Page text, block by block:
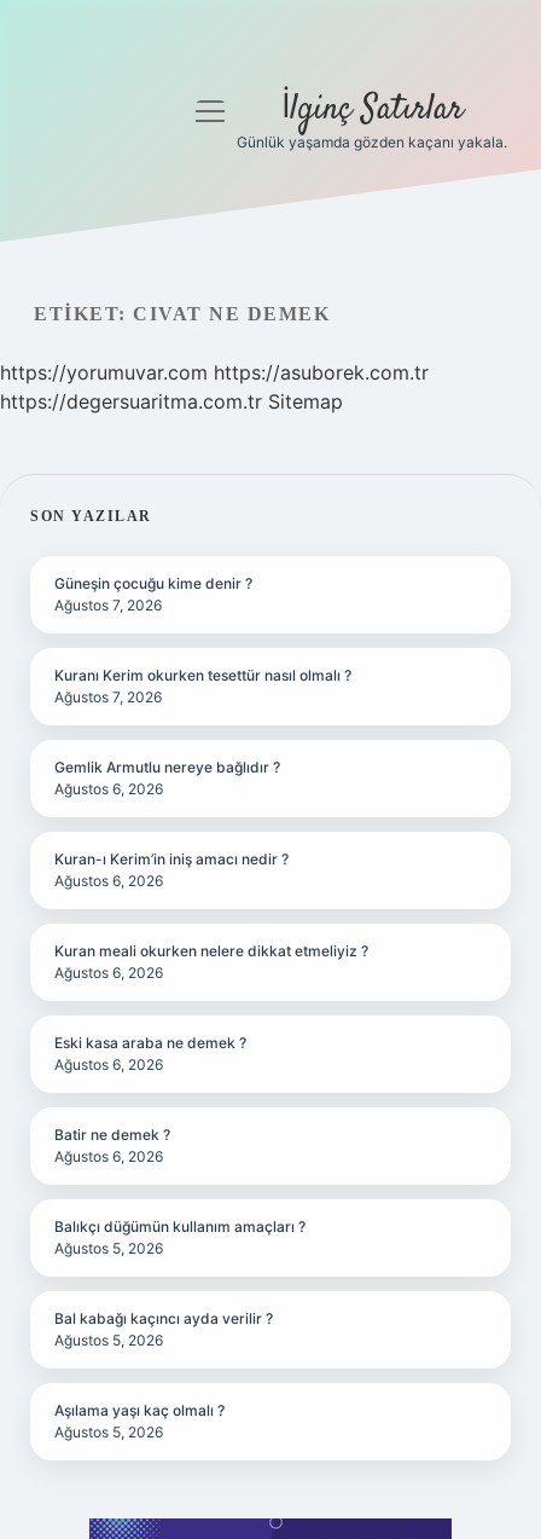
Gizlilik Politikası
menüyü
İlginç Satırlar
Günlük yaşamda gözden kaçanı yakala.
ETIKET: CIVAT NE DEMEK
https://yorumuvar.com https://asuborek.com.tr
https://degersuaritma.com.tr Sitemap
SIDEBAR
SON YAZILAR
Güneşin çocuğu kime denir ?
Ağustos 7, 2026
Kuranı Kerim okurken tesettür nasıl olmalı ?
Ağustos 7, 2026
Gemlik Armutlu nereye bağlıdır ?
Ağustos 6, 2026
Kuran-ı Kerim’in iniş amacı nedir ?
Ağustos 6, 2026
Kuran meali okurken nelere dikkat etmeliyiz ?
Ağustos 6, 2026
Eski kasa araba ne demek ?
Ağustos 6, 2026
Batir ne demek ?
Ağustos 6, 2026
Balıkçı düğümün kullanım amaçları ?
Ağustos 5, 2026
Bal kabağı kaçıncı ayda verilir ?
Ağustos 5, 2026
Aşılama yaşı kaç olmalı ?
Ağustos 5, 2026